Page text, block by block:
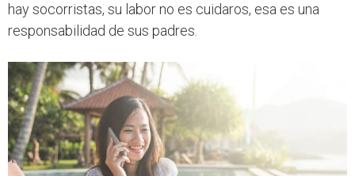
hay socorristas, su labor no es cuidaros, esa es una
responsabilidad de sus padres.